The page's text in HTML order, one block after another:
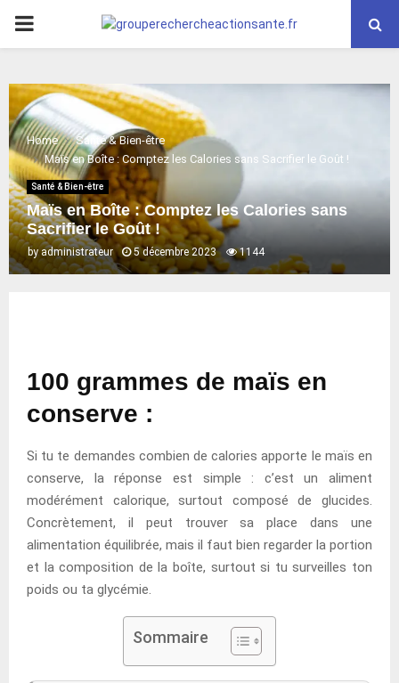
PRIMARY
Home
Santé & Bien-être
Maïs en Boîte : Comptez les Calories sans Sacrifier le Goût !
Santé & Bien-être
Maïs en Boîte : Comptez les Calories sans
Sacrifier le Goût !
by administrateur 5 décembre 2023 1144
100 grammes de maïs en
conserve :
Si tu te demandes combien de calories apporte le maïs en
conserve, la réponse est simple : c’est un aliment
modérément calorique, surtout composé de glucides.
Concrètement, il peut trouver sa place dans une
alimentation équilibrée, mais il faut bien regarder la portion
et la composition de la boîte, surtout si tu surveilles ton
poids ou ta glycémie.
Sommaire